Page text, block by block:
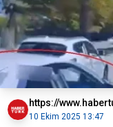
https://
10 Ekim 2025 13:47